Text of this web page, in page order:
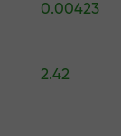
0.00423
2.42